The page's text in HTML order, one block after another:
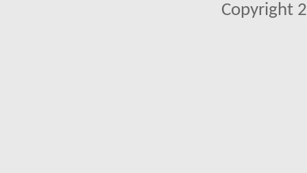
Copyright